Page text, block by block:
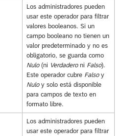
Los administradores pueden
usar este operador para filtrar
valores booleanos. Si un
campo booleano no tienen un
valor predeterminado y no es
obligatorio, se guarda como
Nulo(ni Verdaderoni Falso).
Este operador cubre Falsoy
Nuloy solo está disponible
para campos de texto en
formato libre.
Los administradores pueden
usar este operador para filtrar